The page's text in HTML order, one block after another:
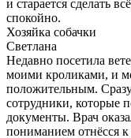
и старается сделать
спокойно.
Хозяйка собачки
Светлана
Недавно посетила
моими кроликами, и
положительным.
сотрудники, которые
документы. Врач
пониманием отнёсся